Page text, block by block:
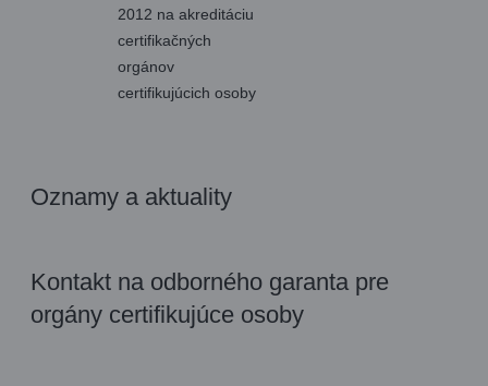
2012 na akreditáciu
certifikačných
orgánov
certifikujúcich osoby
Oznamy a aktuality
Kontakt na odborného garanta pre
orgány certifikujúce osoby